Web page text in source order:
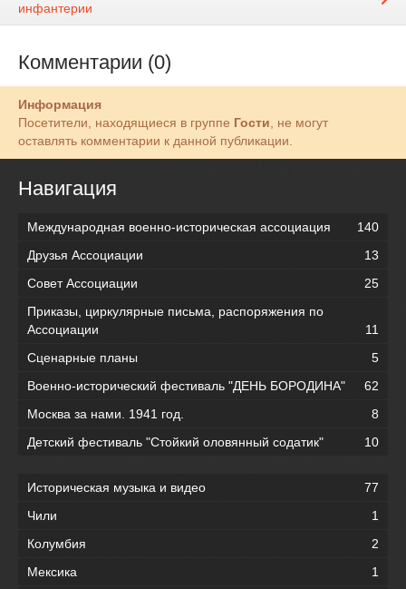
инфантерии
Комментарии (0)
Информация
Посетители, находящиеся в группе Гости, не могут
оставлять комментарии к данной публикации.
Навигация
Международная военно-историческая ассоциация
140
Друзья Ассоциации
13
Совет Ассоциации
25
Приказы, циркулярные письма, распоряжения по
Ассоциации
11
Сценарные планы
5
Военно-исторический фестиваль "ДЕНЬ БОРОДИНА"
62
Москва за нами. 1941 год.
8
Детский фестиваль "Стойкий оловянный содатик"
10
Историческая музыка и видео
77
Чили
1
Колумбия
2
Мексика
1